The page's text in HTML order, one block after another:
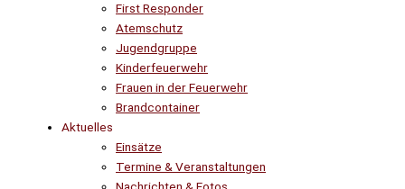
First Responder
Atemschutz
Jugendgruppe
Kinderfeuerwehr
Frauen in der Feuerwehr
Brandcontainer
Aktuelles
Einsätze
Termine & Veranstaltungen